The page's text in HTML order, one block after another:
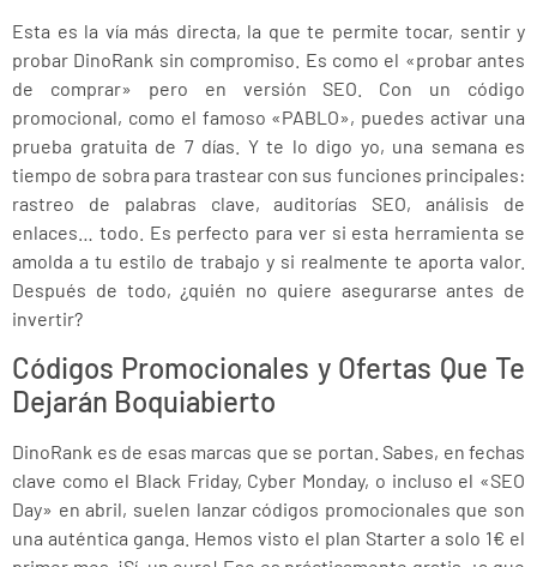
Esta es la vía más directa, la que te permite tocar, sentir y
probar DinoRank sin compromiso. Es como el «probar antes
de comprar» pero en versión SEO. Con un código
promocional, como el famoso «PABLO», puedes activar una
prueba gratuita de 7 días. Y te lo digo yo, una semana es
tiempo de sobra para trastear con sus funciones principales:
rastreo de palabras clave, auditorías SEO, análisis de
enlaces… todo. Es perfecto para ver si esta herramienta se
amolda a tu estilo de trabajo y si realmente te aporta valor.
Después de todo, ¿quién no quiere asegurarse antes de
invertir?
Códigos Promocionales y Ofertas Que Te
Dejarán Boquiabierto
DinoRank es de esas marcas que se portan. Sabes, en fechas
clave como el Black Friday, Cyber Monday, o incluso el «SEO
Day» en abril, suelen lanzar códigos promocionales que son
una auténtica ganga. Hemos visto el plan Starter a solo 1€ el